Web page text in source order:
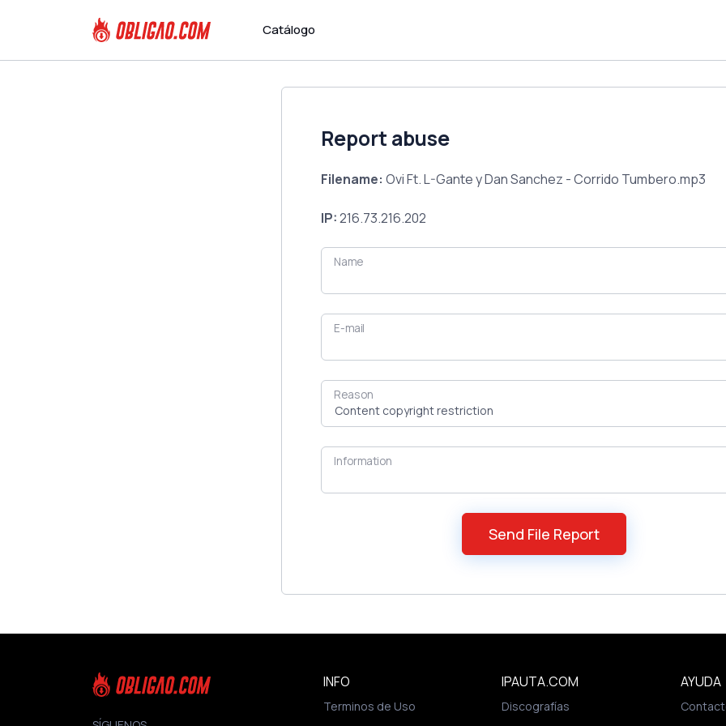
Catálogo
Report abuse
Filename: Ovi Ft. L-Gante y Dan Sanchez - Corrido Tumbero.mp3
IP:216.73.216.202
Name
E-mail
Reason
Information
INFO
Terminos de Uso
IPAUTA.COM
Discografías
AYUDA